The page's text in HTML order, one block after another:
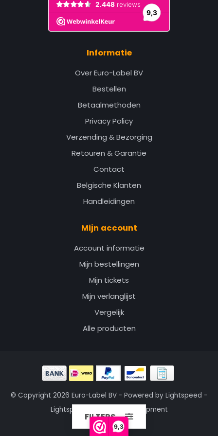
9,3
Informatie
Over Euro-Label BV
Bestellen
Betaalmethoden
Privacy Policy
Verzending & Bezorging
Retouren & Garantie
Contact
Belgische Klanten
Handleidingen
Mijn account
Account informatie
Mijn bestellingen
Mijn tickets
Mijn verlanglijst
Vergelijk
Alle producten
© Copyright 2026 Euro-Label BV - Powered by Lightspeed -
Lightspeed design
Dyvelopment
FILTERS